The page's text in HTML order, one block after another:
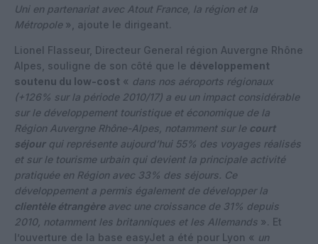
Uni en partenariat avec Atout France, la région et la
Métropole », ajoute le dirigeant.
Lionel Flasseur, Directeur General région Auvergne Rhône
Alpes, souligne de son côté que le développement
soutenu du low-cost « dans nos aéroports régionaux
(+126% sur la période 2010/17) a eu un impact considérable
sur le développement touristique et économique de la
Région Auvergne Rhône-Alpes, notamment sur le court
séjourqui représente aujourd’hui 55% des voyages réalisés
et sur le tourisme urbain qui devient la principale activité
pratiquée en Région avec 33% des séjours. Ce
développement a permis également de développer la
clientèle étrangèreavec une croissance de 31% depuis
2010, notamment les britanniques et les Allemands ». Et
l’ouverture de la base easyJet a été pour Lyon « un